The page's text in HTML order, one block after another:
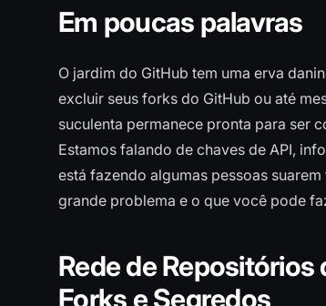
Em poucas palavras
O jardim do GitHub tem uma erva
excluir seus forks do GitHub ou até
suculenta permanece pronta para ser
Estamos falando de chaves de API,
está fazendo algumas pessoas
grande problema e o que você pode
Rede de Repositórios
Forks e Segredos